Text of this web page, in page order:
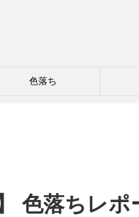
色落ち
色落ちレ